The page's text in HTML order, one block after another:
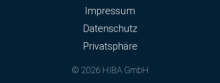
Navigation
überspringen
Impressum
Datenschutz
Privatsphäre
© 2026 HIBA GmbH